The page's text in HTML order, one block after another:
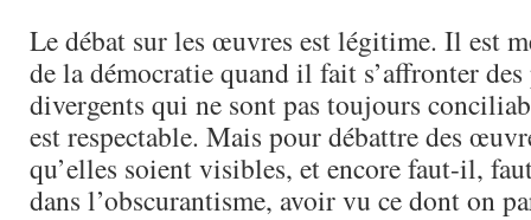
Le débat sur les œuvres est légitime. Il est
de la démocratie quand il fait s’affronter
divergents qui ne sont pas toujours
est respectable. Mais pour débattre des
qu’elles soient visibles, et encore faut-il,
dans l’obscurantisme, avoir vu ce dont on